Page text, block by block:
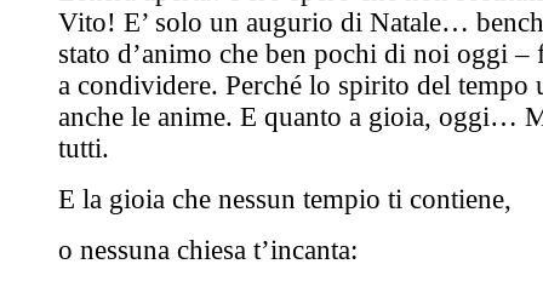
Vito! E’ solo un augurio di Natale…
stato d’animo che ben pochi di noi oggi –
a condividere. Perché lo spirito del tempo
anche le anime. E quanto a gioia, oggi…
tutti.
E la gioia che nessun tempio ti contiene,
o nessuna chiesa t’incanta: